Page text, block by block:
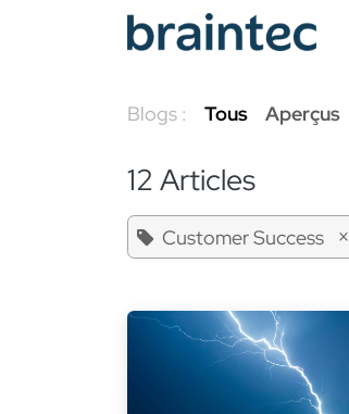
Se rendre au contenu
Blogs : Tous Aperçus
12 Articles
Customer Success ×